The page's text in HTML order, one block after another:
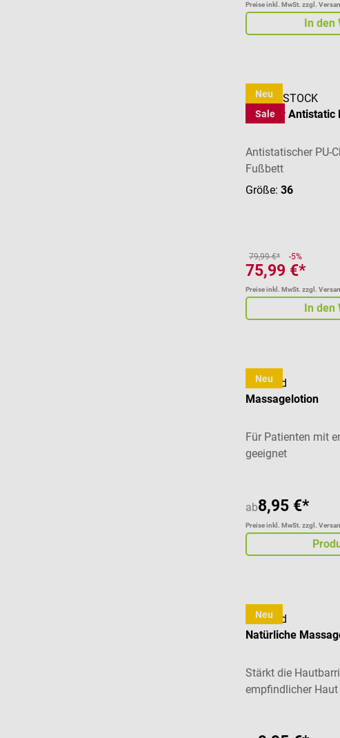
Preise inkl. MwSt. zzgl.
In
Neu
Sale
BIRKENSTOCK
Birki Air Antistatic
Antistatischer PU-
Fußbett
Größe: 36
79,99 €* -5%
75,99 €*
Preise inkl. MwSt. zzgl.
In
Neu
cosiMed
Massagelotion
Für Patienten mit
geeignet
ab8,95 €*
Preise inkl. MwSt. zzgl.
Neu
cosiMed
Natürliche
Stärkt die
empfindlicher Haut